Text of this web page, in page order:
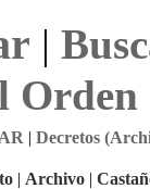
|
Orden
| Decretos
| Archivo |